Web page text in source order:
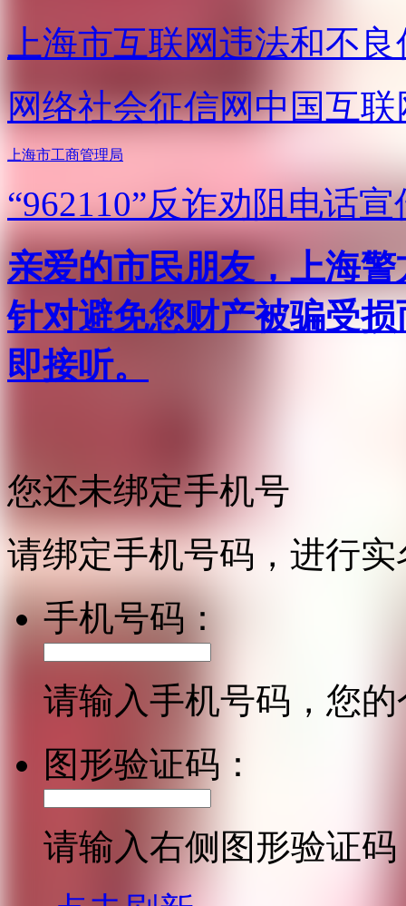
上海市互联网违法和不
网络社会征信网中国互
上海市工商管理局
“962110”反诈劝阻电话宣
亲爱的市民朋友，上海
针对避免您财产被骗受
即接听。
您还未绑定手机号
请绑定手机号码，进行
手机号码：
请输入手机号码，您
图形验证码：
请输入右侧图形验证码